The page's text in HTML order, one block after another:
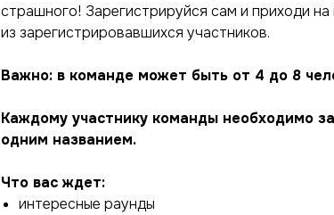
страшного! Зарегистрируйся сам и приходи
из зарегистрировавшихся участников.
Важно: в команде может быть от 4 до 8
Каждому участнику команды необходимо
одним названием.
Что вас ждет:
интересные раунды